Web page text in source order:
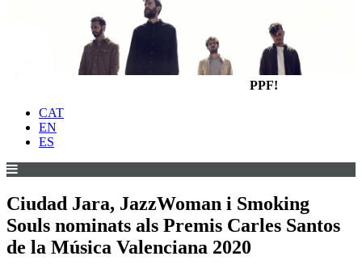
PPF!
CAT
EN
ES
Ciudad Jara, JazzWoman i Smoking
Souls nominats als Premis Carles Santos
de la Música Valenciana 2020